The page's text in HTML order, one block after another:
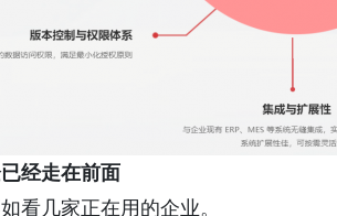
经走在前面
看几家正在用的企业。